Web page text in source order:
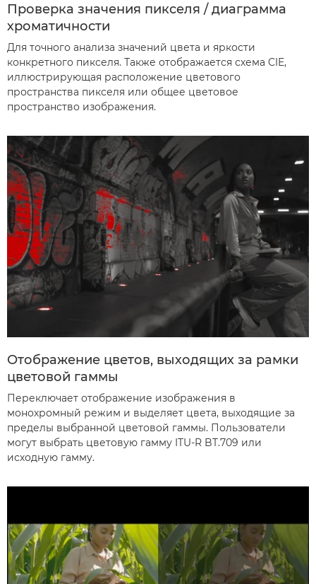
Проверка значения пикселя / диаграмма
хроматичности
Для точного анализа значений цвета и яркости
конкретного пикселя. Также отображается схема CIE,
иллюстрирующая расположение цветового
пространства пикселя или общее цветовое
пространство изображения.
Отображение цветов, выходящих за рамки
цветовой гаммы
Переключает отображение изображения в
монохромный режим и выделяет цвета, выходящие за
пределы выбранной цветовой гаммы. Пользователи
могут выбрать цветовую гамму ITU-R BT.709 или
исходную гамму.